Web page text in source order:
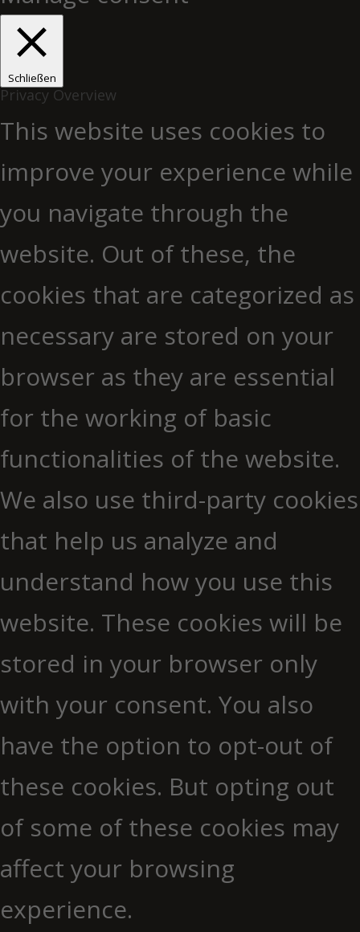
Schließen
Privacy Overview
This website uses cookies to
improve your experience while
you navigate through the
website. Out of these, the
cookies that are categorized as
necessary are stored on your
browser as they are essential
for the working of basic
functionalities of the website.
We also use third-party cookies
that help us analyze and
understand how you use this
website. These cookies will be
stored in your browser only
with your consent. You also
have the option to opt-out of
these cookies. But opting out
of some of these cookies may
affect your browsing
experience.